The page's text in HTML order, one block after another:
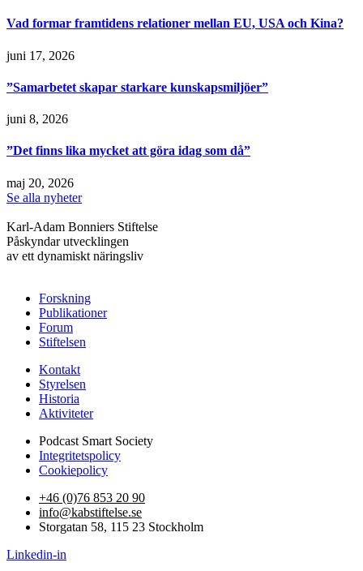
Vad formar framtidens relationer mellan EU, USA och Kina?
juni 17, 2026
”Samarbetet skapar starkare kunskapsmiljöer”
juni 8, 2026
”Det finns lika mycket att göra idag som då”
maj 20, 2026
Se alla nyheter
Karl-Adam Bonniers Stiftelse
Påskyndar utvecklingen
av ett dynamiskt näringsliv
Forskning
Publikationer
Forum
Stiftelsen
Kontakt
Styrelsen
Historia
Aktiviteter
Podcast Smart Society
Integritetspolicy
Cookiepolicy
+46 (0)76 853 20 90
info@kabstiftelse.se
Storgatan 58, 115 23 Stockholm
Linkedin-in